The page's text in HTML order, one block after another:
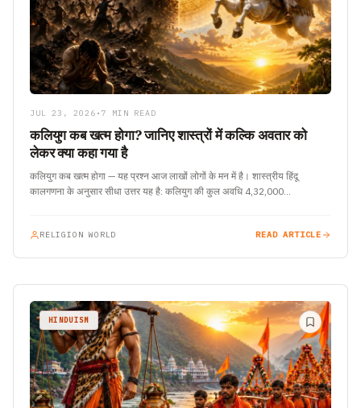
JUL 23, 2026 • 7 MIN READ
कलियुग कब खत्म होगा? जानिए शास्त्रों में कल्कि अवतार को
लेकर क्या कहा गया है
कलियुग कब खत्म होगा — यह प्रश्न आज लाखों लोगों के मन में है। शास्त्रीय हिंदू
कालगणना के अनुसार सीधा उत्तर यह है: कलियुग की कुल अवधि 4,32,000…
RELIGION WORLD READ ARTICLE
HINDUISM